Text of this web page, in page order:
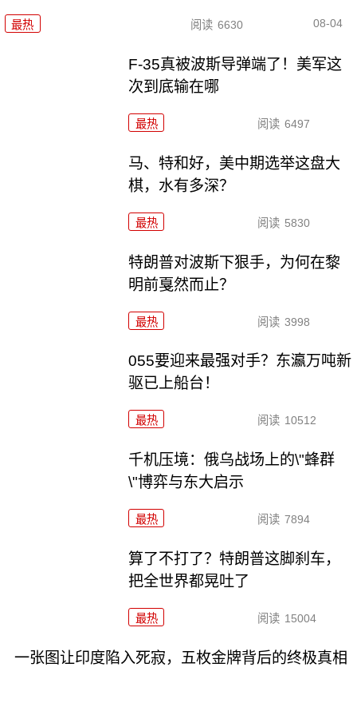
最热 阅读 6630 08-04
F-35真被波斯导弹端了！美军这
次到底输在哪
最热 阅读 6497
马、特和好，美中期选举这盘大
棋，水有多深？
最热 阅读 5830
特朗普对波斯下狠手，为何在黎
明前戛然而止？
最热 阅读 3998
055要迎来最强对手？东瀛万吨新
驱已上船台！
最热 阅读 10512
千机压境：俄乌战场上的\"蜂群
\"博弈与东大启示
最热 阅读 7894
算了不打了？特朗普这脚刹车，
把全世界都晃吐了
最热 阅读 15004
一张图让印度陷入死寂，五枚金牌背后的终极真相